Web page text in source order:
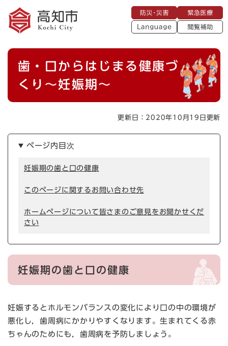
メニューを飛ばして本文へ
災
・
災
急
医
療
L
a
a
g
閲
助
本
歯・口からはじまる健康づ
くり～妊娠期～
更新日：2020年10月19日更新
ページ内目次
妊娠期の歯と口の健康
このページに関するお問い合わせ先
ホームページについて皆さまのご意見をお聞かせくだ
さい
妊娠期の歯と口の健康
妊娠するとホルモンバランスの変化により口の中の環境が
悪化し，歯周病にかかりやすくなります。生まれてくる赤
ちゃんのためにも，歯周病を予防しましょう。